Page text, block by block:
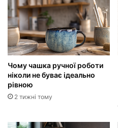
Чому чашка ручної роботи
ніколи не буває ідеально
рівною
2 тижні тому